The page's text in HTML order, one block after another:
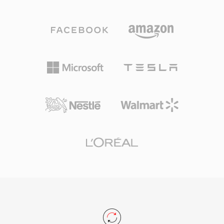
مرمّزات الصوت السائدة. ثلاث مزايا تجعل Opus
مقنعاً بشكل خاص. فهو خالٍ من الرسوم ومفتوح
المرمّزات الخاصة. ويحقق جودة شفافة بنحو نصف